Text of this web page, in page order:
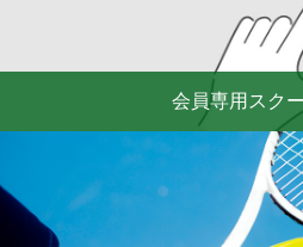
会員専用スク